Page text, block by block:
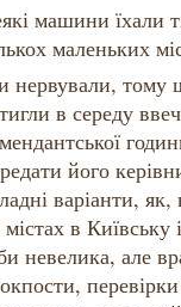
машини їхали
маленьких
нервували, тому
в середу
його
варіанти,
містах в Київську
невелика, але